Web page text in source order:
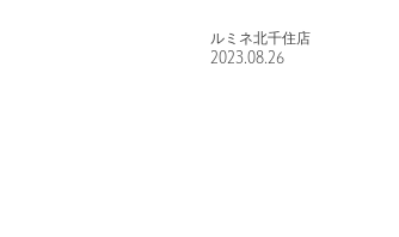
ルミネ北千住店
2023.08.26